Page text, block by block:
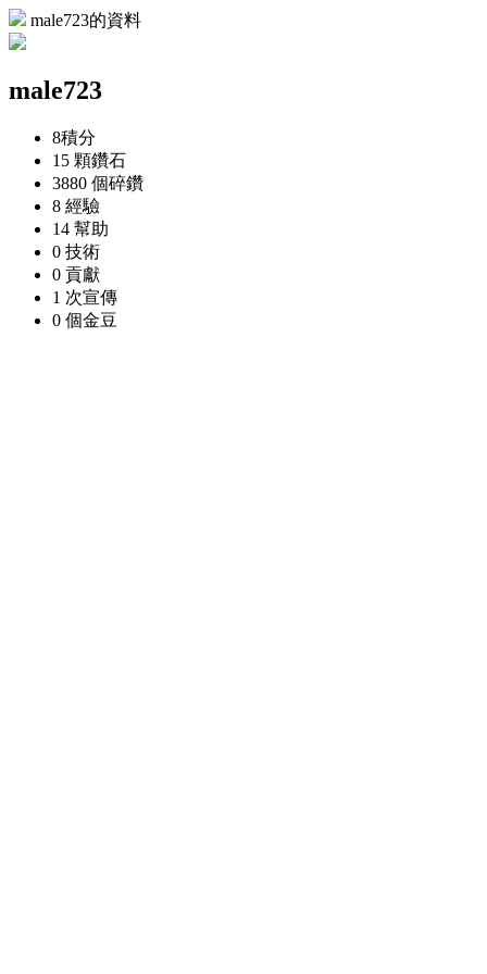
male723的資料
male723
8積分
15 顆鑽石
3880 個碎鑽
8 經驗
14 幫助
0 技術
0 貢獻
1 次宣傳
0 個金豆